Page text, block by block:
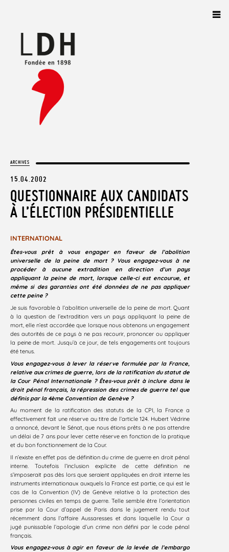
ARCHIVES
15.04.2002
QUESTIONNAIRE AUX CANDIDATS
À L’ÉLECTION PRÉSIDENTIELLE
INTERNATIONAL
Êtes-vous prêt à vous engager en faveur de l’abolition
universelle de la peine de mort ? Vous engagez-vous à ne
procéder à aucune extradition en direction d’un pays
appliquant la peine de mort, lorsque celle-ci est encourue, et
même si des garanties ont été données de ne pas appliquer
cette peine ?
Je suis favorable à l’abolition universelle de la peine de mort. Quant
à la question de l’extradition vers un pays appliquant la peine de
mort, elle n’est accordée que lorsque nous obtenons un engagement
des autorités de ce pays à ne pas recourir, prononcer ou appliquer
la peine de mort. Jusqu’à ce jour, de tels engagements ont toujours
été tenus.
Vous engagez-vous à lever la réserve formulée par la France,
relative aux crimes de guerre, lors de la ratification du statut de
la Cour Pénal Internationale ? Êtes-vous prêt à inclure dans le
droit pénal français, la répression des crimes de guerre tel que
définis par la 4ème Convention de Genève ?
Au moment de la ratification des statuts de la CPI, la France a
effectivement fait une réserve au titre de l’article 124. Hubert Védrine
a annoncé, devant le Sénat, que nous étions prêts à ne pas attendre
un délai de 7 ans pour lever cette réserve en fonction de la pratique
et du bon fonctionnement de la Cour.
Il n’existe en effet pas de définition du crime de guerre en droit pénal
interne. Toutefois l’inclusion explicite de cette définition ne
s’imposerait pas dès lors que seraient appliquées en droit interne les
instruments internationaux auxquels la France est partie, ce qui est le
cas de la Convention (IV) de Genève relative à la protection des
personnes civiles en temps de guerre. Telle semble être l’orientation
prise par la Cour d’appel de Paris dans le jugement rendu tout
récemment dans l’affaire Aussaresses et dans laquelle la Cour a
jugé punissable l’apologie d’un crime non défini par le code pénal
français.
Vous engagez-vous à agir en faveur de la levée de l’embargo